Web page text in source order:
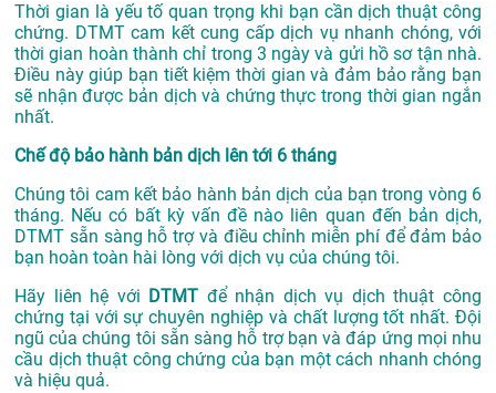
Thời gian là yếu tố quan trọng khi bạn cần dịch thuật công
chứng. DTMT cam kết cung cấp dịch vụ nhanh chóng, với
thời gian hoàn thành chỉ trong 3 ngày và gửi hồ sơ tận nhà.
Điều này giúp bạn tiết kiệm thời gian và đảm bảo rằng bạn
sẽ nhận được bản dịch và chứng thực trong thời gian ngắn
nhất.
Chế độ bảo hành bản dịch lên tới 6 tháng
Chúng tôi cam kết bảo hành bản dịch của bạn trong vòng 6
tháng. Nếu có bất kỳ vấn đề nào liên quan đến bản dịch,
DTMT sẵn sàng hỗ trợ và điều chỉnh miễn phí để đảm bảo
bạn hoàn toàn hài lòng với dịch vụ của chúng tôi.
Hãy liên hệ với DTMT để nhận dịch vụ dịch thuật công
chứng tại với sự chuyên nghiệp và chất lượng tốt nhất. Đội
ngũ của chúng tôi sẵn sàng hỗ trợ bạn và đáp ứng mọi nhu
cầu dịch thuật công chứng của bạn một cách nhanh chóng
và hiệu quả.